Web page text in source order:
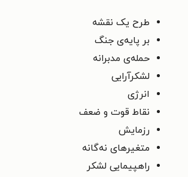
طرح یک نقشه
بر پایه‌ی جنگ
حمله‌ی مدبرانه
لشکرآرایی
انرژی
نقاط قوت و ضعف
رزمایش
متغیرهای نه‌گانه
راهپیمایی لشکر